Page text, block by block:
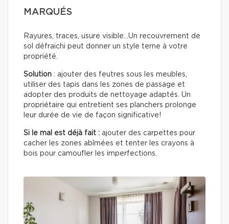
MARQUÉS
Rayures, traces, usure visible…Un recouvrement de
sol défraichi peut donner un style terne à votre
propriété.
Solution : ajouter des feutres sous les meubles,
utiliser des tapis dans les zones de passage et
adopter des produits de nettoyage adaptés. Un
propriétaire qui entretient ses planchers prolonge
leur durée de vie de façon significative!
Si le mal est déjà fait : ajouter des carpettes pour
cacher les zones abîmées et tenter les crayons à
bois pour camoufler les imperfections.